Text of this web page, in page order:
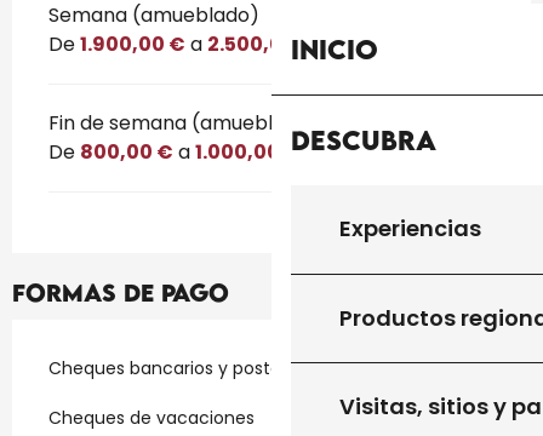
Inicio
Descubra
Experiencias
Productos
Visitas, sitios y
Tarifas 2026
Semana (amueblado)
De1.900,00 € a 2.500,00 €
Fin de semana (amueblado)
De 800,00 € a1.000,00 €
Formas de pago
Cheques bancarios y postales
Cheques de vacaciones